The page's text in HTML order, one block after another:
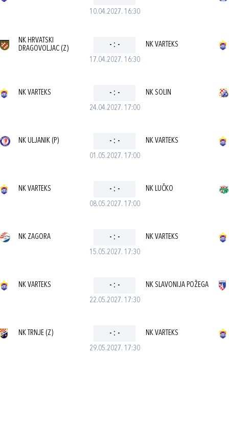
10.04.2027. 16:30
17.04.2027. 16:30
NK HRVATSKI
DRAGOVOLJAC (Z)
- : - NK VARTEKS
24.04.2027. 17:00
NK VARTEKS - : - NK SOLIN
01.05.2027. 17:00
NK ULJANIK (P) - : - NK VARTEKS
08.05.2027. 17:00
NK VARTEKS - : - NK LUČKO
15.05.2027. 17:30
NK ZAGORA - : - NK VARTEKS
22.05.2027. 17:30
NK VARTEKS - : - NK SLAVONIJA POŽEGA
29.05.2027. 17:30
NK TRNJE (Z) - : - NK VARTEKS